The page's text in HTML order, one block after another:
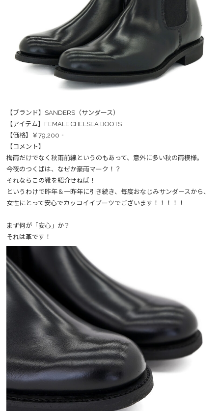
【ブランド】SANDERS（サンダース）
【アイテム】FEMALE CHELSEA BOOTS
【価格】￥79,200‐
【コメント】
梅雨だけでなく秋雨前線というのもあって、意外に多い秋の雨模様。
今夜のつくばは、なぜか豪雨マーク！？
それならこの靴を紹介せねば！
というわけで昨年＆一昨年に引き続き、毎度おなじみサンダースから、
女性にとって安心でカッコイイブーツでございます！！！！！
まず何が「安心」か？
それは革です！